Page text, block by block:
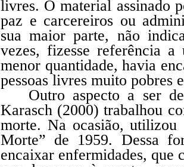
livres. O material assinado
paz e carcereiros ou
sua maior parte, não
vezes, fizesse referência
menor quantidade, havia
pessoas livres muito pobres
Outro aspecto a ser
Karasch (2000) trabalhou
morte. Na ocasião, utilizou
Morte” de 1959. Dessa
encaixar enfermidades, que